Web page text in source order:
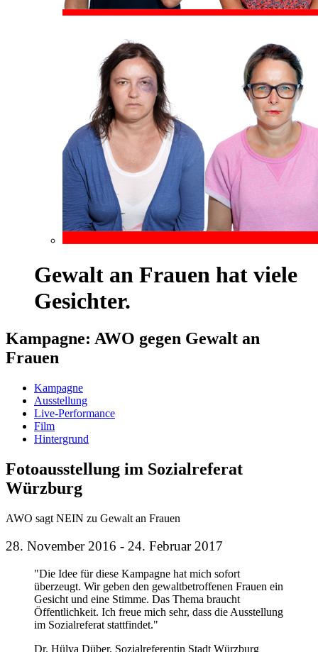
Gewalt an Frauen hat viele
Gesichter.
Kampagne: AWO gegen Gewalt an
Frauen
Kampagne
Ausstellung
Live-Performance
Film
Hintergrund
Fotoausstellung im Sozialreferat
Würzburg
AWO sagt NEIN zu Gewalt an Frauen
28. November 2016 - 24. Februar 2017
"Die Idee für diese Kampagne hat mich sofort
überzeugt. Wir geben den gewaltbetroffenen Frauen ein
Gesicht und eine Stimme. Das Thema braucht
Öffentlichkeit. Ich freue mich sehr, dass die Ausstellung
im Sozialreferat stattfindet."
Dr. Hülya Düber, Sozialreferentin Stadt Würzburg